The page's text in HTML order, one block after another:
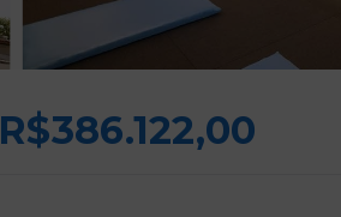
R$386.122,00